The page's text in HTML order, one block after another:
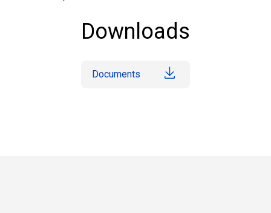
Downloads
Documents